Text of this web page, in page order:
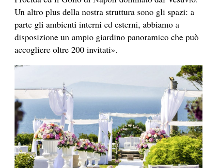
Un altro plus della nostra struttura sono gli spazi: a
parte gli ambienti interni ed esterni, abbiamo a
disposizione un ampio giardino panoramico che può
accogliere oltre 200 invitati».